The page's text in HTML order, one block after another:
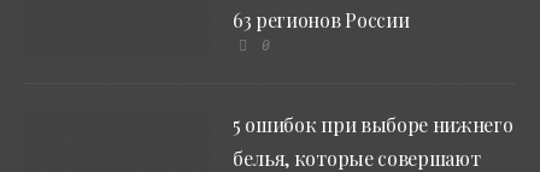
63 регионов России
0
5 ошибок при выборе нижнего
белья, которые совершают